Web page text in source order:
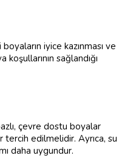
iyice kazınması ve
sağlandığı
çevre dostu boyalar
tercih edilmelidir. Ayrıca, su
daha uygundur.